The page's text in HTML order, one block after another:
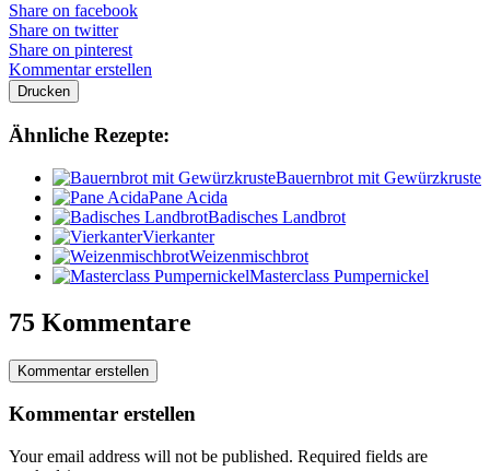
Share on facebook
Share on twitter
Share on pinterest
Kommentar erstellen
Drucken
Ähnliche Rezepte:
Bauernbrot mit Gewürzkruste
Pane Acida
Badisches Landbrot
Vierkanter
Weizenmischbrot
Masterclass Pumpernickel
75 Kommentare
Kommentar erstellen
Kommentar erstellen
Your email address will not be published. Required fields are